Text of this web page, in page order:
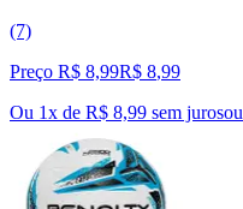
(7)
Preço R$ 8,99R$ 8,99
Ou 1x de R$ 8,99 sem jurosou